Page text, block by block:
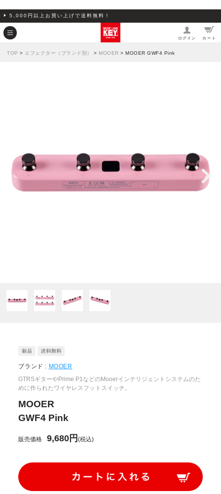
5,000円以上お買い上げで送料無料！
ログイン カート
TOP > エフェクター（ブランド別） > MOOER > MOOER GWF4 Pink
ブランド : MOOER
GTRSギターやPrime P1などのMooerインテリジェントシステムのた
めに作られたワイヤレスフットスイッチ。
MOOER
GWF4 Pink
販売価格 9,680円(税込)